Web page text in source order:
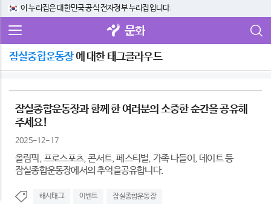
이 누리집은 대한민국 공식 전자정부 누리집입니다.
문화
잠실종합운동장에 대한 태그클라우드
잠실종합운동장과 함께 한 여러분의 소중한 순간을 공유해
주세요!
2025-12-17
올림픽, 프로스포츠, 콘서트, 페스티벌, 가족 나들이, 데이트 등
잠실종합운동장에서의 추억을공유합니다.
해시태그 이벤트 잠실종합운동장